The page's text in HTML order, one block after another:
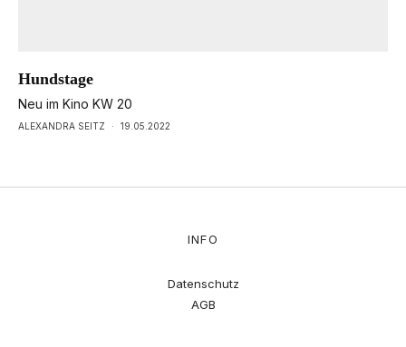
Hundstage
Neu im Kino KW 20
ALEXANDRA SEITZ · 19.05.2022
INFO
Datenschutz
AGB